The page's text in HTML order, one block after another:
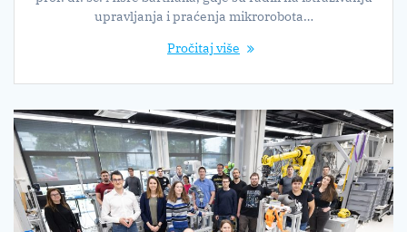
upravljanja i praćenja mikrorobota…
Pročitaj više